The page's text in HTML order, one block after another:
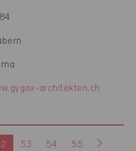
architekten.ch
53 54 55